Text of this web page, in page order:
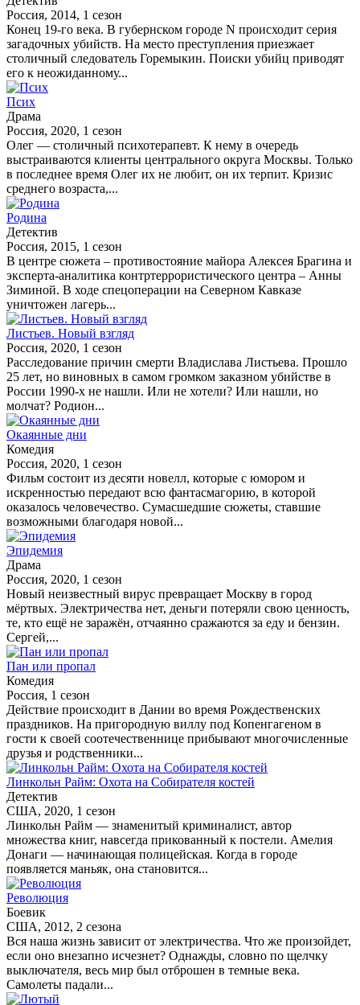
Россия, 2014, 1 сезон
Конец 19-го века. В губернском городе N происходит серия
загадочных убийств. На место преступления приезжает
столичный следователь Горемыкин. Поиски убийц приводят
его к неожиданному...
Псих
Драма
Россия, 2020, 1 сезон
Олег — столичный психотерапевт. К нему в очередь
выстраиваются клиенты центрального округа Москвы. Только
в последнее время Олег их не любит, он их терпит. Кризис
среднего возраста,...
Родина
Детектив
Россия, 2015, 1 сезон
В центре сюжета – противостояние майора Алексея Брагина и
эксперта-аналитика контртеррористического центра – Анны
Зиминой. В ходе спецоперации на Северном Кавказе
уничтожен лагерь...
Листьев. Новый взгляд
Россия, 2020, 1 сезон
Расследование причин смерти Владислава Листьева. Прошло
25 лет, но виновных в самом громком заказном убийстве в
России 1990-х не нашли. Или не хотели? Или нашли, но
молчат? Родион...
Окаянные дни
Комедия
Россия, 2020, 1 сезон
Фильм состоит из десяти новелл, которые с юмором и
искренностью передают всю фантасмагорию, в которой
оказалось человечество. Сумасшедшие сюжеты, ставшие
возможными благодаря новой...
Эпидемия
Драма
Россия, 2020, 1 сезон
Новый неизвестный вирус превращает Москву в город
мёртвых. Электричества нет, деньги потеряли свою ценность,
те, кто ещё не заражён, отчаянно сражаются за еду и бензин.
Сергей,...
Пан или пропал
Комедия
Россия, 1 сезон
Действие происходит в Дании во время Рождественских
праздников. На пригородную виллу под Копенгагеном в
гости к своей соотечественнице прибывают многочисленные
друзья и родственники...
Линкольн Райм: Охота на Собирателя костей
Детектив
США, 2020, 1 сезон
Линкольн Райм — знаменитый криминалист, автор
множества книг, навсегда прикованный к постели. Амелия
Донаги — начинающая полицейская. Когда в городе
появляется маньяк, она становится...
Революция
Боевик
США, 2012, 2 сезона
Вся наша жизнь зависит от электричества. Что же произойдет,
если оно внезапно исчезнет? Однажды, словно по щелчку
выключателя, весь мир был отброшен в темные века.
Самолеты падали...